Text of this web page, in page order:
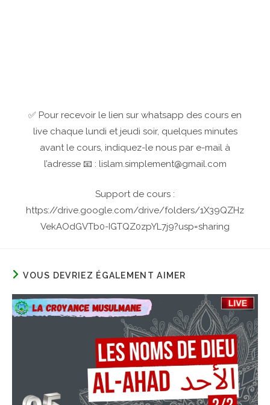
✅ Pour recevoir le lien sur whatsapp des cours en
live chaque lundi et jeudi soir, quelques minutes
avant le cours, indiquez-le nous par e-mail à
l’adresse 📧 : lislam.simplement@gmail.com
Support de cours :
https://drive.google.com/drive/folders/1X39QZHz
VekAOdGVTb0-IGTQZ0zpYL7j9?usp=sharing
VOUS DEVRIEZ ÉGALEMENT AIMER